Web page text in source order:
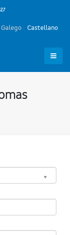
Galego Castellano